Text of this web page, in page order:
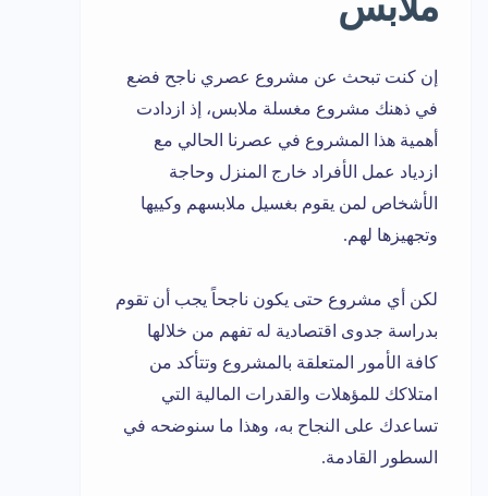
إن كنت تبحث عن مشروع عصري ناجح فضع
في ذهنك مشروع مغسلة ملابس، إذ ازدادت
أهمية هذا المشروع في عصرنا الحالي مع
ازدياد عمل الأفراد خارج المنزل وحاجة
الأشخاص لمن يقوم بغسيل ملابسهم وكييها
وتجهيزها لهم.
لكن أي مشروع حتى يكون ناجحاً يجب أن تقوم
بدراسة جدوى اقتصادية له تفهم من خلالها
كافة الأمور المتعلقة بالمشروع وتتأكد من
امتلاكك للمؤهلات والقدرات المالية التي
تساعدك على النجاح به، وهذا ما سنوضحه في
السطور القادمة.